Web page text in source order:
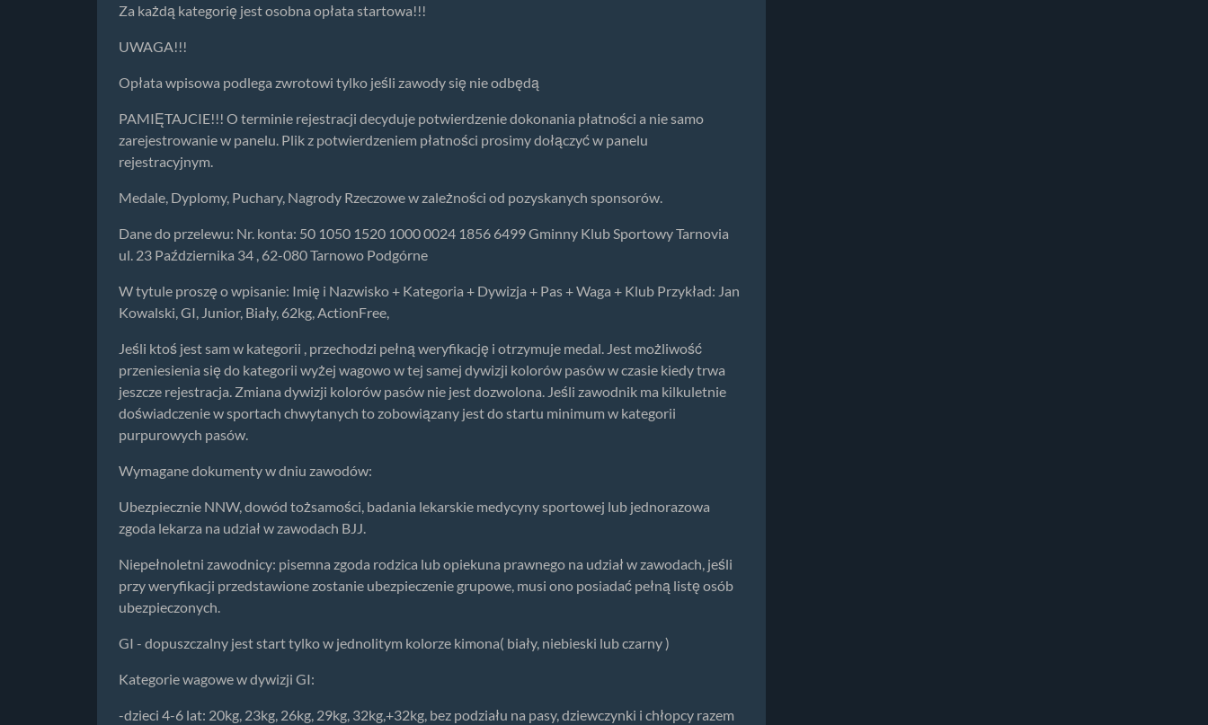
Za każdą kategorię jest osobna opłata startowa!!!
UWAGA!!!
Opłata wpisowa podlega zwrotowi tylko jeśli zawody się nie odbędą
PAMIĘTAJCIE!!! O terminie rejestracji decyduje potwierdzenie dokonania płatności a nie samo
zarejestrowanie w panelu. Plik z potwierdzeniem płatności prosimy dołączyć w panelu
rejestracyjnym.
Medale, Dyplomy, Puchary, Nagrody Rzeczowe w zależności od pozyskanych sponsorów.
Dane do przelewu: Nr. konta: 50 1050 1520 1000 0024 1856 6499 Gminny Klub Sportowy Tarnovia
ul. 23 Października 34 , 62-080 Tarnowo Podgórne
W tytule proszę o wpisanie: Imię i Nazwisko + Kategoria + Dywizja + Pas + Waga + Klub Przykład: Jan
Kowalski, GI, Junior, Biały, 62kg, ActionFree,
Jeśli ktoś jest sam w kategorii , przechodzi pełną weryfikację i otrzymuje medal. Jest możliwość
przeniesienia się do kategorii wyżej wagowo w tej samej dywizji kolorów pasów w czasie kiedy trwa
jeszcze rejestracja. Zmiana dywizji kolorów pasów nie jest dozwolona. Jeśli zawodnik ma kilkuletnie
doświadczenie w sportach chwytanych to zobowiązany jest do startu minimum w kategorii
purpurowych pasów.
Wymagane dokumenty w dniu zawodów:
Ubezpiecznie NNW, dowód tożsamości, badania lekarskie medycyny sportowej lub jednorazowa
zgoda lekarza na udział w zawodach BJJ.
Niepełnoletni zawodnicy: pisemna zgoda rodzica lub opiekuna prawnego na udział w zawodach, jeśli
przy weryfikacji przedstawione zostanie ubezpieczenie grupowe, musi ono posiadać pełną listę osób
ubezpieczonych.
GI - dopuszczalny jest start tylko w jednolitym kolorze kimona( biały, niebieski lub czarny )
Kategorie wagowe w dywizji GI:
-dzieci 4-6 lat: 20kg, 23kg, 26kg, 29kg, 32kg,+32kg, bez podziału na pasy, dziewczynki i chłopcy razem